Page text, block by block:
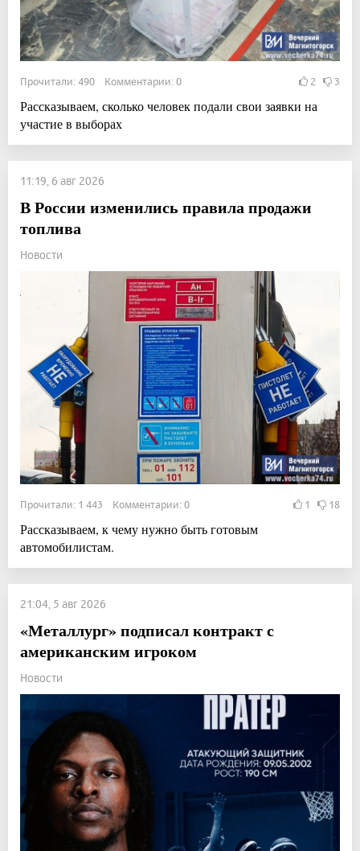
Прочитали: 490 Комментарии: 0 2 3
Рассказываем, сколько человек подали свои заявки на
участие в выборах
11:19, 6 авг 2026
В России изменились правила продажи
топлива
Новости
Прочитали: 1 443 Комментарии: 0 1 18
Рассказываем, к чему нужно быть готовым
автомобилистам.
21:04, 5 авг 2026
«Металлург» подписал контракт с
американским игроком
Новости